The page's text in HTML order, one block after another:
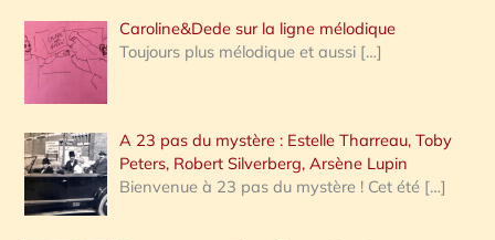
Caroline&Dede sur la ligne mélodique
Toujours plus mélodique et aussi […]
A 23 pas du mystère : Estelle Tharreau, Toby
Peters, Robert Silverberg, Arsène Lupin
Bienvenue à 23 pas du mystère ! Cet été […]